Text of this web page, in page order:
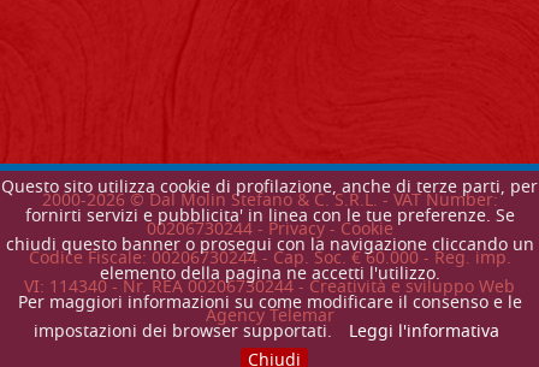
Questo sito utilizza cookie di profilazione, anche di terze parti, per
fornirti servizi e pubblicita' in linea con le tue preferenze. Se
chiudi questo banner o prosegui con la navigazione cliccando un
elemento della pagina ne accetti l'utilizzo.
Per maggiori informazioni su come modificare il consenso e le
impostazioni dei browser supportati.
Leggi l'informativa
2000-2026© Dal Molin Stefano & C. S.R.L. - VAT Number:
00206730244 - Privacy-Cookie
Codice Fiscale: 00206730244 - Cap. Soc. € 60.000 - Reg. imp.
VI: 114340 - Nr. REA 00206730244 - Creatività e sviluppo Web
Agency Telemar